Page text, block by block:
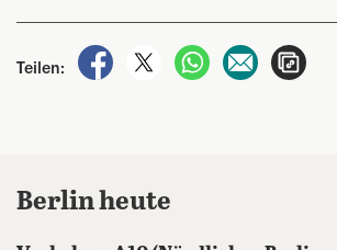
Teilen:
auf Facebook teilen
auf X teilenper WhatsApp
per E-
Berlin heute